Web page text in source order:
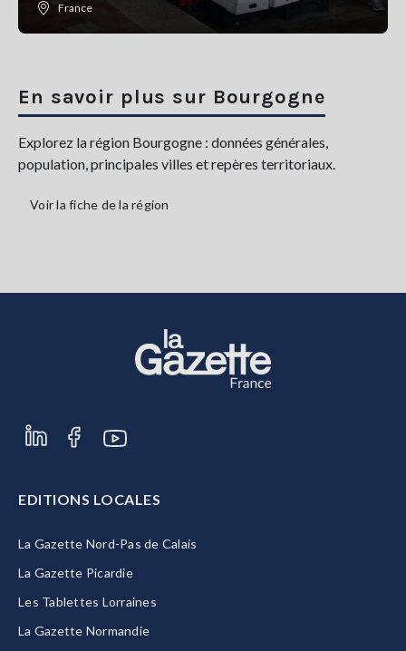
France
En savoir plus sur Bourgogne
Explorez la région Bourgogne : données générales,
population, principales villes et repères territoriaux.
Voir la fiche de la région
EDITIONS LOCALES
La Gazette Nord-Pas de Calais
La Gazette Picardie
Les Tablettes Lorraines
La Gazette Normandie